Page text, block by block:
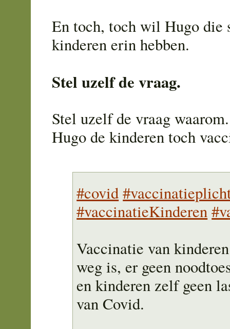
En toch, toch wil Hugo die
kinderen erin hebben.
Stel uzelf de vraag.
Stel uzelf de vraag
Hugo de kinderen toch
#covid
#vaccinatieKinderen
Vaccinatie van
weg is, er geen
en kinderen zelf geen
van Covid.